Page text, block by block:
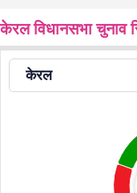
केरल विधानसभा चुनाव